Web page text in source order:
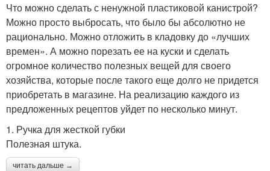
Что можно сделать с ненужной пластиковой канистрой?
Можно просто выбросать, что было бы абсолютно не
рационально. Можно отложить в кладовку до «лучших
времен». А можно порезать ее на куски и сделать
огромное количество полезных вещей для своего
хозяйства, которые после такого еще долго не придется
приобретать в магазине. На реализацию каждого из
предложенных рецептов уйдет по несколько минут.
1. Ручка для жесткой губки
Полезная штука.
читать дальше →